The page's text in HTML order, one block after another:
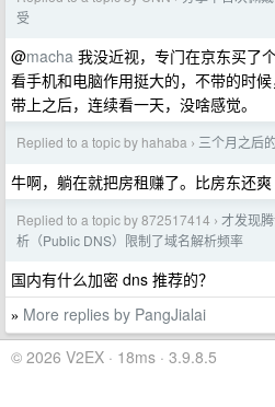
受
@macha 我没近视，专门在京东买了
看手机和电脑作用挺大的，不带的时候
带上之后，连续看一天，没啥感觉。
Replied to a topic by hahaba › 三个月之后
牛啊，躺在就把房租赚了。比房东还爽
Replied to a topic by 872517414 › 才发现
析（Public DNS）限制了域名解析频率
国内有什么加密 dns 推荐的？
» More replies by PangJialai
© 2026 V2EX · 18ms · 3.9.8.5